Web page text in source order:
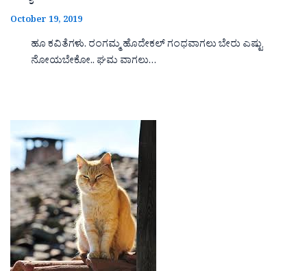
October 19, 2019
ಹೂ ಕವಿತೆಗಳು. ರಂಗಮ್ಮ ಹೊದೇಕಲ್ ಗಂಧವಾಗಲು ಬೇರು ಎಷ್ಟು
ನೋಯಬೇಕೋ.. ಘಮ ವಾಗಲು…